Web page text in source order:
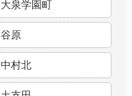
大泉学園町
谷原
中村北